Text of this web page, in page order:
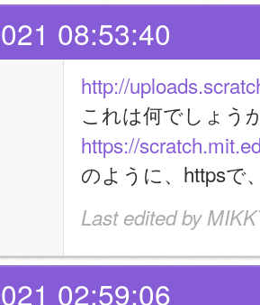
08:53:40
http://
これは何でしょう
https://
のように、httpsで
Last edited by
02:59:06